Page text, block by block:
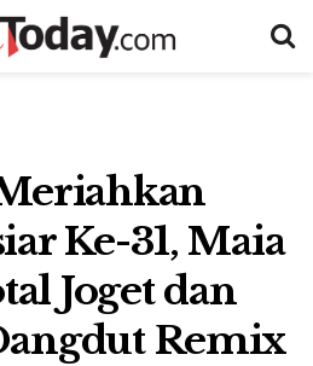
Ke-31, Maia
Joget dan
Remix